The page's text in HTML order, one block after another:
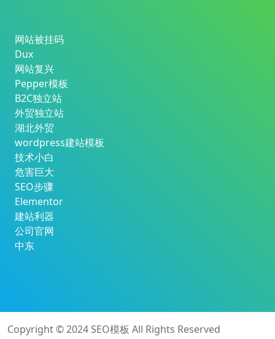
网站被挂码
Dux
网站复兴
Pepper模板
B2C独立站
外贸独立站
湖北外贸
wordpress建站模板
技术小白
危害巨大
SEO步骤
Elementor
建站利器
公司官网
中东
Copyright © 2024 SEO模板 All Rights Reserved